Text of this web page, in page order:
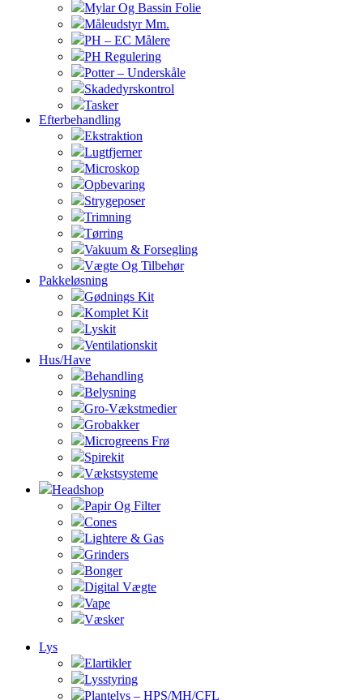
Mylar Og Bassin Folie
Måleudstyr Mm.
PH – EC Målere
PH Regulering
Potter – Underskåle
Skadedyrskontrol
Tasker
Efterbehandling
Ekstraktion
Lugtfjerner
Microskop
Opbevaring
Strygeposer
Trimning
Tørring
Vakuum & Forsegling
Vægte Og Tilbehør
Pakkeløsning
Gødnings Kit
Komplet Kit
Lyskit
Ventilationskit
Hus/Have
Behandling
Belysning
Gro-Vækstmedier
Grobakker
Microgreens Frø
Spirekit
Vækstsysteme
Headshop
Papir Og Filter
Cones
Lightere & Gas
Grinders
Bonger
Digital Vægte
Vape
Væsker
Lys
Elartikler
Lysstyring
Plantelys – HPS/MH/CFL